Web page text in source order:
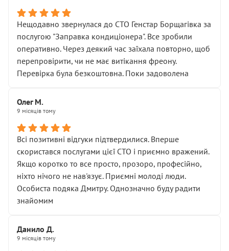
Нещодавно звернулася до СТО Генстар Борщагівка за
послугою "Заправка кондиціонера". Все зробили
оперативно. Через деякий час заїхала повторно, щоб
перепровірити, чи не має витікання фреону.
Перевірка була безкоштовна. Поки задоволена
Олег М.
9 місяців тому
Всі позитивні відгуки підтвердилися. Вперше
скористався послугами цієї СТО і приємно вражений.
Якщо коротко то все просто, прозоро, професійно,
ніхто нічого не нав'язує. Приємні молоді люди.
Особиста подяка Дмитру. Однозначно буду радити
знайомим
Данило Д.
9 місяців тому